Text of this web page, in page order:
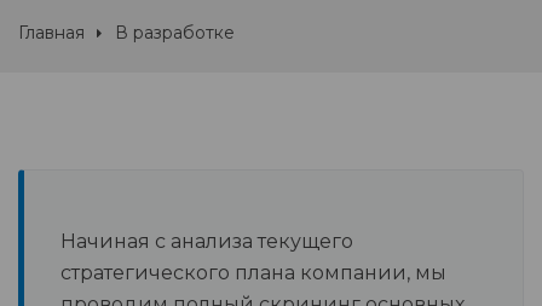
Главная В разработке
Начиная с анализа текущего
стратегического плана компании, мы